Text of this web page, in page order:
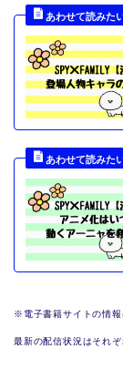
※電子書籍サイトの情
最新の配信状況はそれ